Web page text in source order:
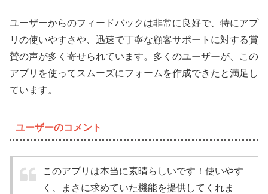
ユーザーからのフィードバックは非常に良好で、特にアプ
リの使いやすさや、迅速で丁寧な顧客サポートに対する賞
賛の声が多く寄せられています。多くのユーザーが、この
アプリを使ってスムーズにフォームを作成できたと満足し
ています。
ユーザーのコメント
このアプリは本当に素晴らしいです！使いやす
く、まさに求めていた機能を提供してくれま